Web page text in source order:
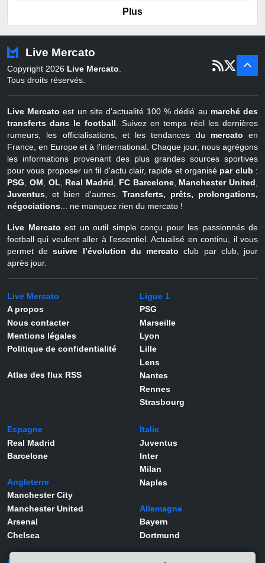
Portugal
Pays-Bas
22 juin - 2 sept
Belgique
juil - 31
Plus
Live Mercato
Copyright 2026 Live Mercato.
Tous droits réservés.
Live Mercato est un site d'actualité 100 % dédié au marché des
transferts dans le football. Suivez en temps réel les dernières
rumeurs, les officialisations, et les tendances du mercato en
France, en Europe et à l'international. Chaque jour, nous agrégons
les informations provenant des plus grandes sources sportives
pour vous proposer un fil d'actu clair, rapide et organisé par club :
PSG, OM, OL, Real Madrid, FC Barcelone, Manchester United,
Juventus, et bien d'autres. Transferts, prêts, prolongations,
négociations... ne manquez rien du mercato !
Live Mercato est un outil simple conçu pour les passionnés de
football qui veulent aller à l'essentiel. Actualisé en continu, il vous
permet desuivre l’évolution du mercato club par club, jour
après jour.
Live Mercato
A propos
Nous contacter
Mentions légales
Politique de confidentialité
Atlas des flux RSS
Ligue 1
PSG
Marseille
Lyon
Lille
Lens
Nantes
Rennes
Strasbourg
Espagne
Real Madrid
Barcelone
Angleterre
Manchester City
Manchester United
Arsenal
Chelsea
Italie
Juventus
Inter
Milan
Naples
Allemagne
Bayern
Dortmund